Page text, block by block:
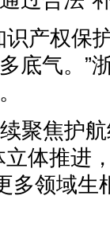
识产权保
底气。”
聚焦护
体推进
多领域